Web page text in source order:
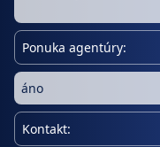
Ponuka agentúry:
áno
Kontakt: